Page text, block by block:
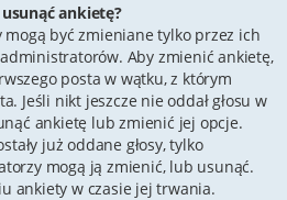
ankietę?
mogą być zmieniane tylko przez ich
Aby zmienić ankietę,
posta w wątku, z którym
Jeśli nikt jeszcze nie oddał głosu w
ankietę lub zmienić jej opcje.
już oddane głosy, tylko
mogą ją zmienić, lub usunąć.
ankiety w czasie jej trwania.